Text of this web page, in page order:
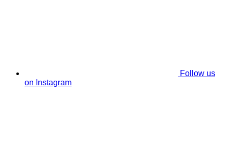
Follow us
on Instagram